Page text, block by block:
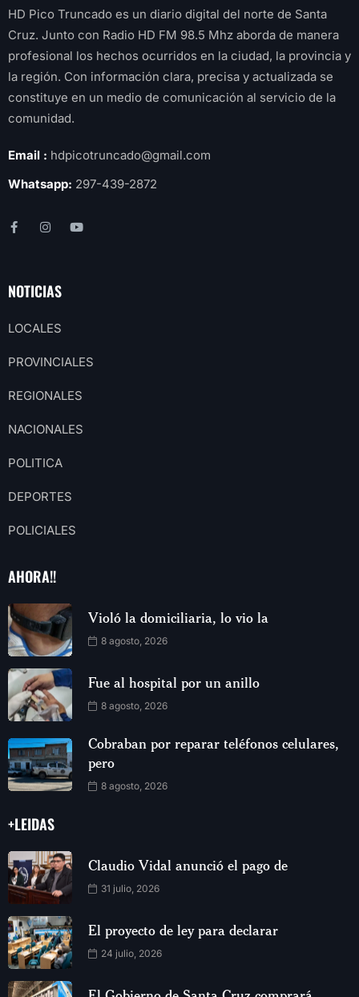
HD Pico Truncado es un diario digital del norte de Santa
Cruz. Junto con Radio HD FM 98.5 Mhz aborda de manera
profesional los hechos ocurridos en la ciudad, la provincia y
la región. Con información clara, precisa y actualizada se
constituye en un medio de comunicación al servicio de la
comunidad.
Email : hdpicotruncado@gmail.com
Whatsapp: 297-439-2872
NOTICIAS
LOCALES
PROVINCIALES
REGIONALES
NACIONALES
POLITICA
DEPORTES
POLICIALES
AHORA!!
Violó la domiciliaria, lo vio la
8 agosto, 2026
Fue al hospital por un anillo
8 agosto, 2026
Cobraban por reparar teléfonos celulares,
pero
8 agosto, 2026
+LEIDAS
Claudio Vidal anunció el pago de
31 julio, 2026
El proyecto de ley para declarar
24 julio, 2026